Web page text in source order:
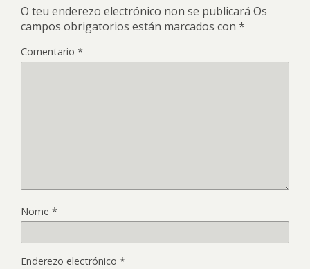
O teu enderezo electrónico non se publicará Os
campos obrigatorios están marcados con *
Comentario *
Nome *
Enderezo electrónico *